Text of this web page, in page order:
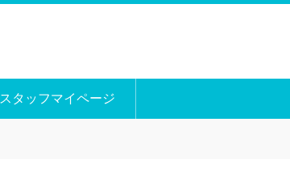
スタッフマイページ